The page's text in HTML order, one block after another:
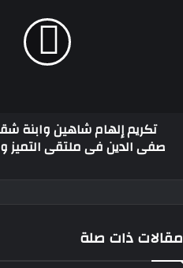
التميز
تكريم إلهام شاهين وابنة
صفى الدين فى ملتقى التميز
مقالات ذات صلة